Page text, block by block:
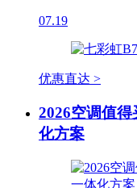
07.19
优惠直达 >
2026空调值
化方案